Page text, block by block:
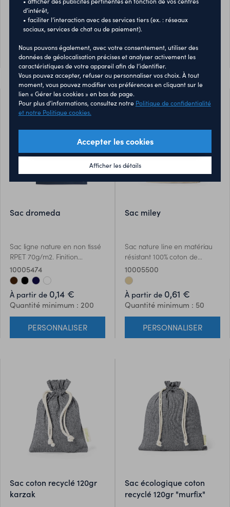
à cordon et disponible dans
une large gamme de
couleurs.
À partir de0,35 €
Quantité minimum : 50
PERSONNALISER
à cordon et disponible dans
une large gamme de
couleurs.
À partir de 0,11 €
Quantité minimum : 200
PERSONNALISER
sac dromeda
Sac ligne nature en non tissé
RPET 70g/m2. Finition
thermoscellée et poignées
découpées. Disponible dans
une large gamme de
couleurs, avec le logo RPET
dans le coin inférieur droit.
Résistance jusquà 3 kg de
poids.Le matériau RPET est
fabriqué à partir de plastique
durabilité de la planète.
10005474
À partir de 0,14 €
Quantité minimum : 200
PERSONNALISER
sac miley
Sac nature line en matériau
résistant 100% coton de
105g/m2, avec finition de
couleur naturelle. Fermeture
en cordon de coton et finition
cousue.
10005500
À partir de 0,61 €
Quantité minimum : 50
PERSONNALISER
sac coton recyclé 120gr
karzak
sac écologique coton
recyclé 120gr "murfix"
d’intérêt,
• faciliter l’interaction avec des services tiers (ex. : réseaux
sociaux, services de chat ou de paiement).
Nous pouvons également, avec votre consentement, utiliser des
données de géolocalisation précises et analyser activement les
caractéristiques de votre appareil afin de l’identifier.
Vous pouvez accepter, refuser ou personnaliser vos choix. À tout
moment, vous pouvez modifier vos préférences en cliquant sur le
lien « Gérer les cookies » en bas de page.
Pour plus d’informations, consultez notre Politique de confidentialité
et notre Politique cookies.
Accepter les cookies
Afficher les détails